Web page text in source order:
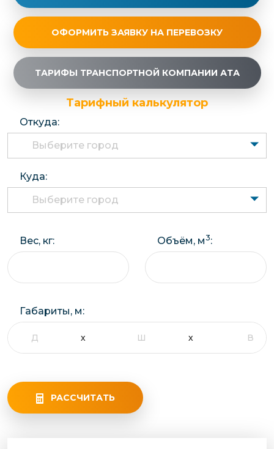
ОФОРМИТЬ ЗАЯВКУ НА ПЕРЕВОЗКУ
ТАРИФЫ ТРАНСПОРТНОЙ КОМПАНИИ АТА
Тарифный калькулятор
Откуда:
Выберите город
Куда:
Выберите город
Вес, кг: Объём, м3:
Габариты, м:
РАССЧИТАТЬ